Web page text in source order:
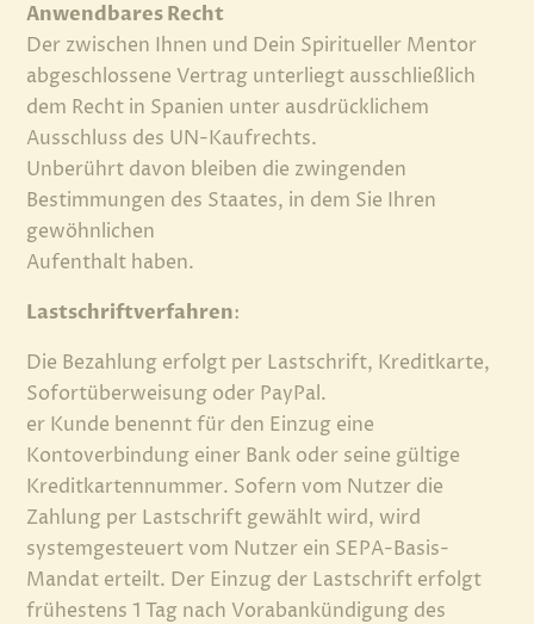
Anwendbares Recht
Der zwischen Ihnen und Dein Spiritueller Mentor
abgeschlossene Vertrag unterliegt ausschließlich
dem Recht in Spanien unter ausdrücklichem
Ausschluss des UN-Kaufrechts.
Unberührt davon bleiben die zwingenden
Bestimmungen des Staates, in dem Sie Ihren
gewöhnlichen
Aufenthalt haben.
Lastschriftverfahren:
Die Bezahlung erfolgt per Lastschrift, Kreditkarte,
Sofortüberweisung oder PayPal.
er Kunde benennt für den Einzug eine
Kontoverbindung einer Bank oder seine gültige
Kreditkartennummer. Sofern vom Nutzer die
Zahlung per Lastschrift gewählt wird, wird
systemgesteuert vom Nutzer ein SEPA-Basis-
Mandat erteilt. Der Einzug der Lastschrift erfolgt
frühestens 1 Tag nach Vorabankündigung des